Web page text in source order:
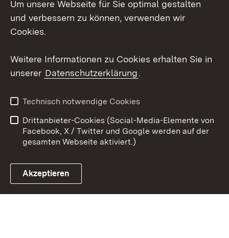
Facebook
Link zum Landesportal
Barrierefreiheit
Kontakt
Cookies
Um unsere Webseite für Sie optimal gestalten
und verbessern zu können, verwenden wir
Cookies.
Weitere Informationen zu Cookies erhalten Sie in
unserer Datenschutzerklärung.
Technisch notwendige Cookies
Drittanbieter-Cookies (Social-Media-Elemente von
Facebook, X / Twitter und Google werden auf der
gesamten Webseite aktiviert.)
Akzeptieren